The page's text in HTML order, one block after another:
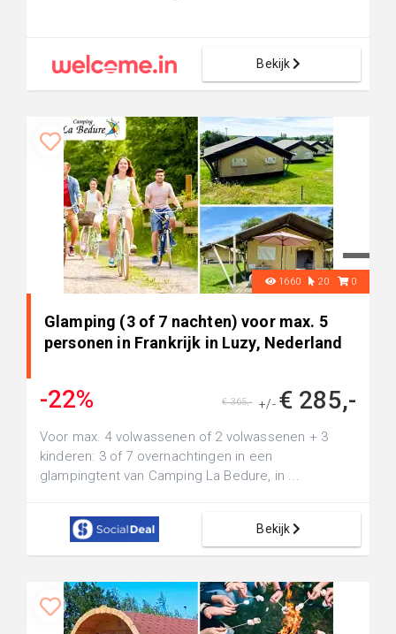
Bekijk
1660 20 0
Glamping (3 of 7 nachten) voor max. 5
personen in Frankrijk in Luzy, Nederland
-22% +/- € 285,-
€ 365,-
Voor max. 4 volwassenen of 2 volwassenen + 3
kinderen: 3 of 7 overnachtingen in een
glampingtent van Camping La Bedure, in ...
Bekijk